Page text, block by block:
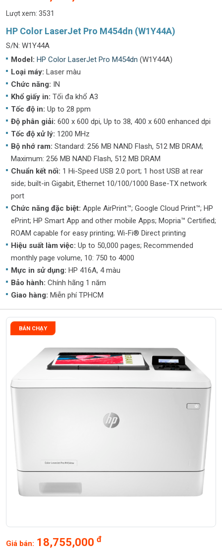
HP Color LaserJet Pro M454dn (W1Y44A)
S/N: W1Y44A
Model: HP Color LaserJet Pro M454dn (W1Y44A)
Loại máy: Laser màu
Chức năng: IN
Khổ giấy in: Tối đa khổ A3
Tốc độ in: Up to 28 ppm
Độ phân giải: 600 x 600 dpi, Up to 38, 400 x 600 enhanced dpi
Tốc độ xử lý: 1200 MHz
Bộ nhớ ram: Standard: 256 MB NAND Flash, 512 MB DRAM;
Maximum: 256 MB NAND Flash, 512 MB DRAM
Chuẩn kết nối: 1 Hi-Speed USB 2.0 port; 1 host USB at rear
side; built-in Gigabit, Ethernet 10/100/1000 Base-TX network
port
Chức năng đặc biệt: Apple AirPrint™; Google Cloud Print™; HP
ePrint; HP Smart App and other mobile Apps; Mopria™ Certified;
ROAM capable for easy printing; Wi-Fi® Direct printing
Hiệu suất làm việc: Up to 50,000 pages; Recommended
monthly page volume, 10: 750 to 4000
Mực in sử dụng: HP 416A, 4 màu
Bảo hành: Chính hãng 1 năm
Giao hàng: Miễn phí TPHCM
Lượt xem: 3531
BÁN CHẠY
Giá bán: 18,755,000 đ